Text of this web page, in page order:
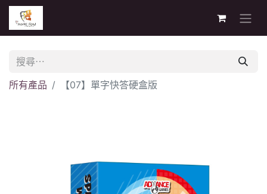
所有產品 【07】單字快答硬盒版